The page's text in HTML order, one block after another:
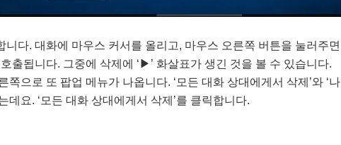
니다. 대화에 마우스 커서를 올리고, 마우스 오른쪽 버튼을 눌러주면
출됩니다. 그중에 삭제에 ‘▶’ 화살표가 생긴 것을 볼 수 있습니다.
쪽으로 또 팝업 메뉴가 나옵니다. ‘모든 대화 상대에게서 삭제’와 ‘나
데요. ‘모든 대화 상대에게서 삭제’를 클릭합니다.